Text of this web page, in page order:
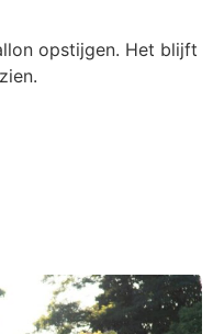
opstijgen. Het blijft